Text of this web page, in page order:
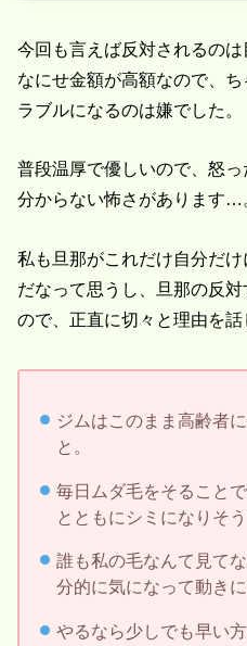
今回も言えば反対されるのは
なにせ金額が高額なので、
ラブルになるのは嫌でした。
普段温厚で優しいので、怒
分からない怖さがあります…
私も旦那がこれだけ自分だ
だなって思うし、旦那の反
ので、正直に切々と理由を話
ジムはこのまま高齢者
と。
毎日ムダ毛をそること
とともにシミになりそ
誰も私の毛なんて見て
分的に気になって動きに
やるなら少しでも早い方